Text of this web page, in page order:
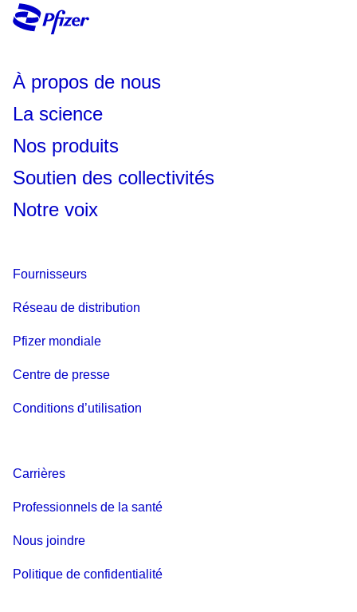
À propos de nous
La science
Nos produits
Soutien des collectivités
Notre voix
Fournisseurs
Réseau de distribution
Pfizer mondiale
Centre de presse
Conditions d’utilisation
Carrières
Professionnels de la santé
Nous joindre
Politique de confidentialité